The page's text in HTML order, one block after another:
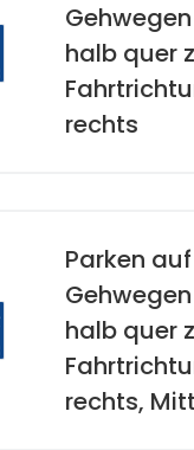
halb quer
rechts
Parken auf
halb quer
rechts,